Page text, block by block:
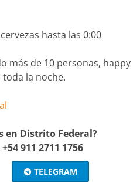
hasta las 0:00
más de 10 personas, happy
la noche.
en Distrito Federal?
911 2711 1756
TELEGRAM